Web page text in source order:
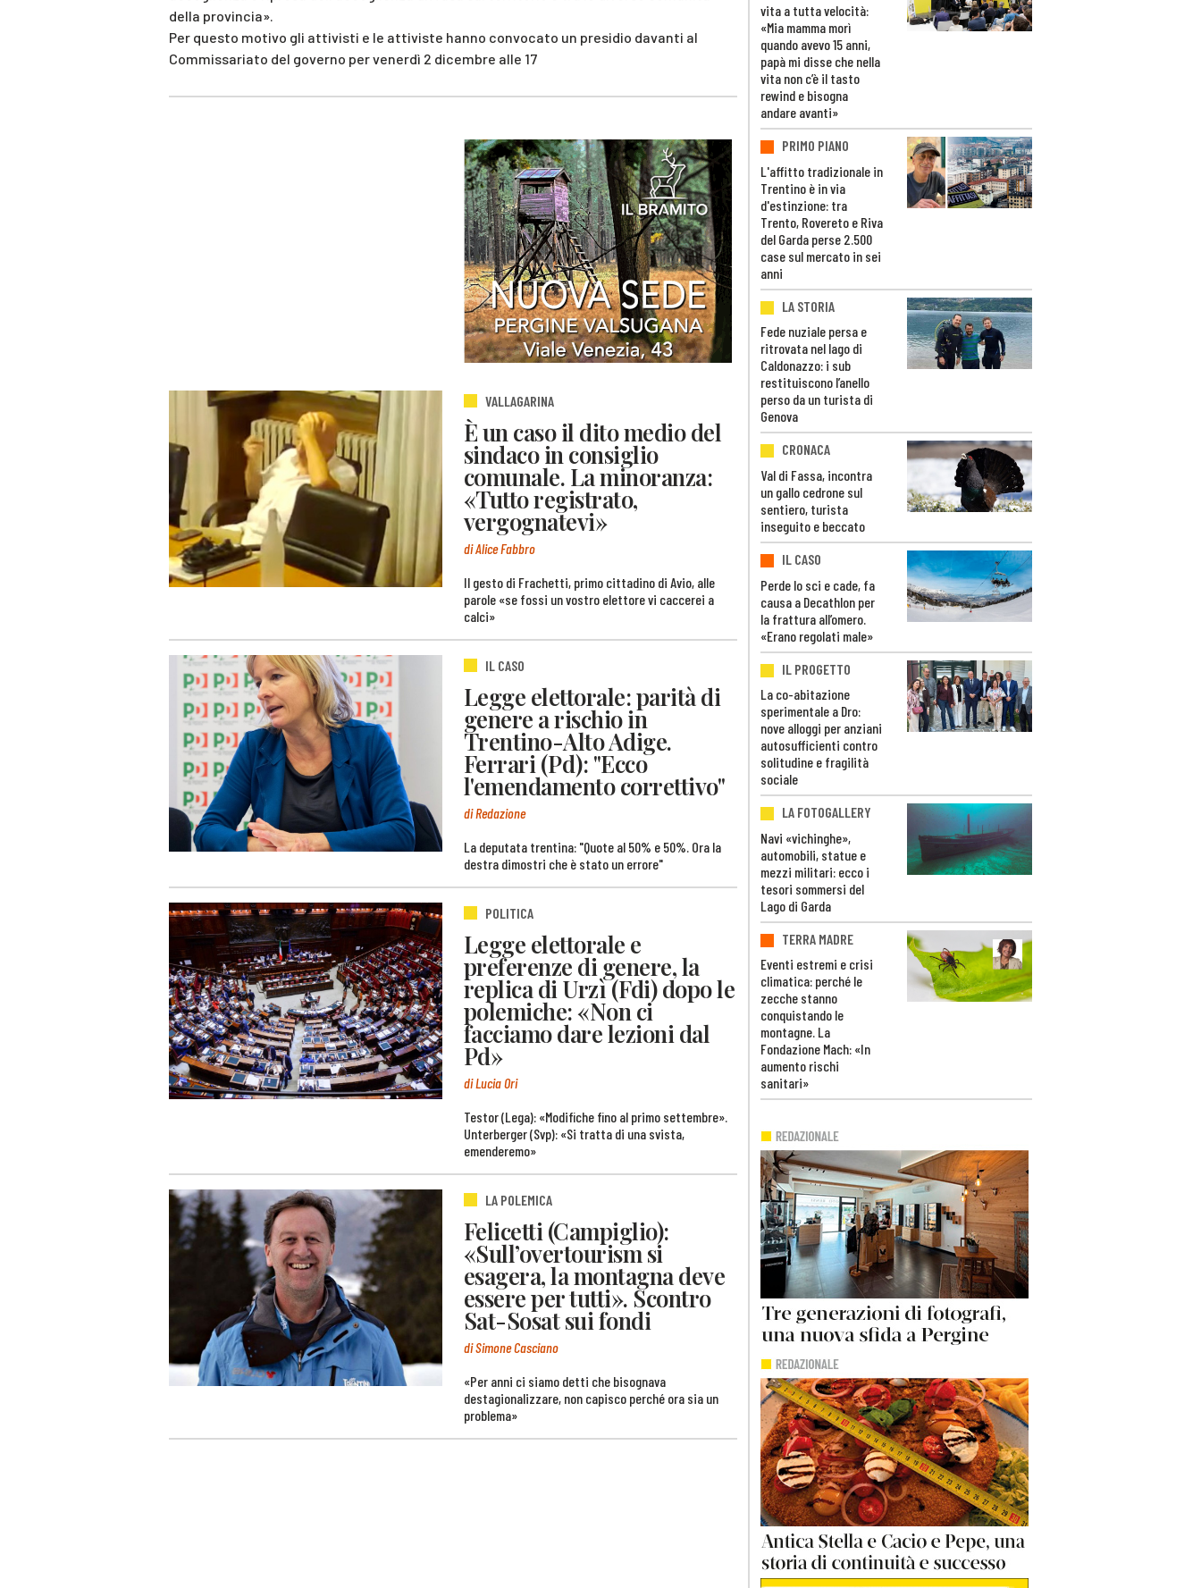
della provincia».
Per questo motivo gli attivisti e le attiviste hanno convocato un presidio davanti al
Commissariato del governo per venerdì 2 dicembre alle 17
VALLAGARINA
È un caso il dito medio del
sindaco in consiglio
comunale. La minoranza:
«Tutto registrato,
vergognatevi»
di Alice Fabbro
Il gesto di Frachetti, primo cittadino di Avio, alle
parole «se fossi un vostro elettore vi caccerei a
calci»
IL CASO
Legge elettorale: parità di
genere a rischio in
Trentino-Alto Adige.
Ferrari (Pd): "Ecco
l'emendamento correttivo"
di Redazione
La deputata trentina: "Quote al 50% e 50%. Ora la
destra dimostri che è stato un errore"
POLITICA
Legge elettorale e
preferenze di genere, la
replica di Urzì (Fdi) dopo le
polemiche: «Non ci
facciamo dare lezioni dal
Pd»
di Lucia Ori
Testor (Lega): «Modifiche fino al primo settembre».
Unterberger (Svp): «Si tratta di una svista,
emenderemo»
LA POLEMICA
Felicetti (Campiglio):
«Sull’overtourism si
esagera, la montagna deve
essere per tutti». Scontro
Sat-Sosat sui fondi
di Simone Casciano
«Per anni ci siamo detti che bisognava
destagionalizzare, non capisco perché ora sia un
problema»
vita a tutta velocità:
«Mia mamma morì
quando avevo 15 anni,
papà mi disse che nella
vita non c’è il tasto
rewind e bisogna
andare avanti»
PRIMO PIANO
L'affitto tradizionale in
Trentino è in via
d'estinzione: tra
Trento, Rovereto e Riva
del Garda perse 2.500
case sul mercato in sei
anni
LA STORIA
Fede nuziale persa e
ritrovata nel lago di
Caldonazzo: i sub
restituiscono l’anello
perso da un turista di
Genova
CRONACA
Val di Fassa, incontra
un gallo cedrone sul
sentiero, turista
inseguito e beccato
IL CASO
Perde lo sci e cade, fa
causa a Decathlon per
la frattura all’omero.
«Erano regolati male»
IL PROGETTO
La co-abitazione
sperimentale a Dro:
nove alloggi per anziani
autosufficienti contro
solitudine e fragilità
sociale
LA FOTOGALLERY
Navi «vichinghe»,
automobili, statue e
mezzi militari: ecco i
tesori sommersi del
Lago di Garda
TERRA MADRE
Eventi estremi e crisi
climatica: perché le
zecche stanno
conquistando le
montagne. La
Fondazione Mach: «In
aumento rischi
sanitari»